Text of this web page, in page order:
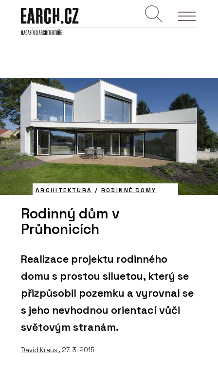
ARCHITEKTURA / RODINNÉ DOMY
Rodinný dům v
Průhonicích
Realizace projektu rodinného
domu s prostou siluetou, který se
přizpůsobil pozemku a vyrovnal se
s jeho nevhodnou orientací vůči
světovým stranám.
David Kraus , 27. 3. 2015